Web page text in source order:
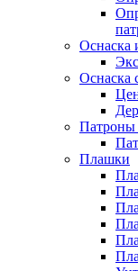
Оснаска
Оснаска
Патроны
Плашки